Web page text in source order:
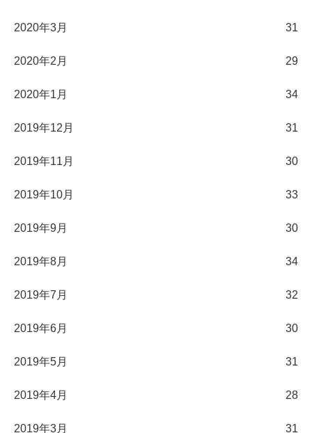
2020年3月 31
2020年2月 29
2020年1月 34
2019年12月 31
2019年11月 30
2019年10月 33
2019年9月 30
2019年8月 34
2019年7月 32
2019年6月 30
2019年5月 31
2019年4月 28
2019年3月 31